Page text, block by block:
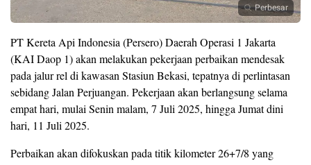
Perbesar
PT Kereta Api Indonesia (Persero) Daerah Operasi 1 Jakarta
(KAI Daop 1) akan melakukan pekerjaan perbaikan mendesak
pada jalur rel di kawasan Stasiun Bekasi, tepatnya di perlintasan
sebidang Jalan Perjuangan. Pekerjaan akan berlangsung selama
empat hari, mulai Senin malam, 7 Juli 2025, hingga Jumat dini
hari, 11 Juli 2025.
Perbaikan akan difokuskan pada titik kilometer 26+7/8 yang